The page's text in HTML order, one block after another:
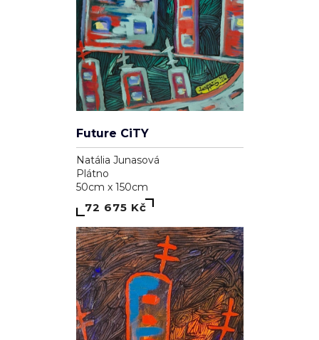
Future CiTY
Natália Junasová
Plátno
50cm x 150cm
72 675 Kč